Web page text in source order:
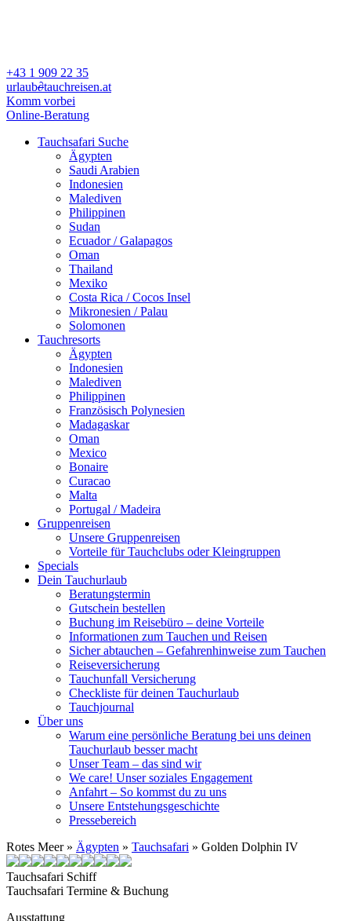
+43 1 909 22 35
urlaub∂tauchreisen.at
Komm vorbei
Online-Beratung
Tauchsafari Suche
Ägypten
Saudi Arabien
Indonesien
Malediven
Philippinen
Sudan
Ecuador / Galapagos
Oman
Thailand
Mexiko
Costa Rica / Cocos Insel
Mikronesien / Palau
Solomonen
Tauchresorts
Ägypten
Indonesien
Malediven
Philippinen
Französisch Polynesien
Madagaskar
Oman
Mexico
Bonaire
Curacao
Malta
Portugal / Madeira
Gruppenreisen
Unsere Gruppenreisen
Vorteile für Tauchclubs oder Kleingruppen
Specials
Dein Tauchurlaub
Beratungstermin
Gutschein bestellen
Buchung im Reisebüro – deine Vorteile
Informationen zum Tauchen und Reisen
Sicher abtauchen – Gefahrenhinweise zum Tauchen
Reiseversicherung
Tauchunfall Versicherung
Checkliste für deinen Tauchurlaub
Tauchjournal
Über uns
Warum eine persönliche Beratung bei uns deinen
Tauchurlaub besser macht
Unser Team – das sind wir
We care! Unser soziales Engagement
Anfahrt – So kommst du zu uns
Unsere Entstehungsgeschichte
Pressebereich
Rotes Meer » Ägypten » Tauchsafari » Golden Dolphin IV
Tauchsafari Schiff
Tauchsafari Termine & Buchung
Ausstattung